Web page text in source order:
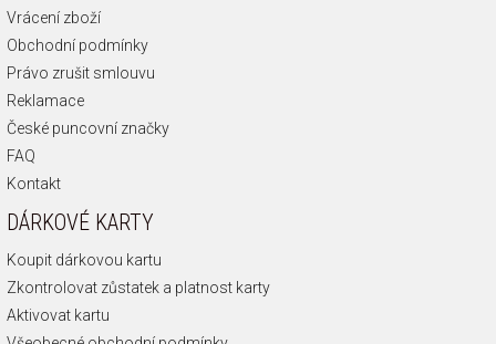
Vrácení zboží
Obchodní podmínky
Právo zrušit smlouvu
Reklamace
České puncovní značky
FAQ
Kontakt
DÁRKOVÉ KARTY
Koupit dárkovou kartu
Zkontrolovat zůstatek a platnost karty
Aktivovat kartu